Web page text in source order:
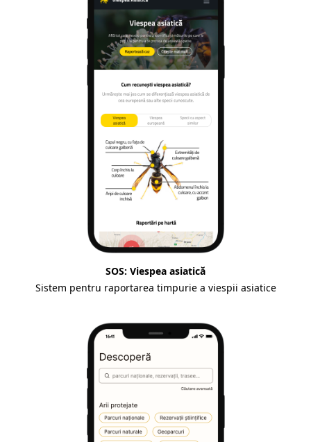
SOS: Viespea asiatică
Sistem pentru raportarea timpurie a viespii asiatice